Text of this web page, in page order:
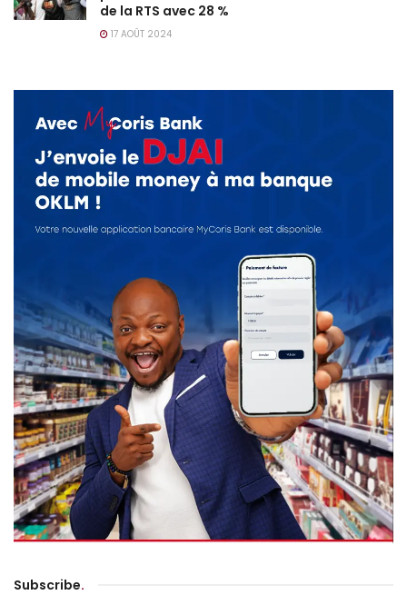
de la RTS avec 28 %
17 AOÛT 2024
Subscribe.